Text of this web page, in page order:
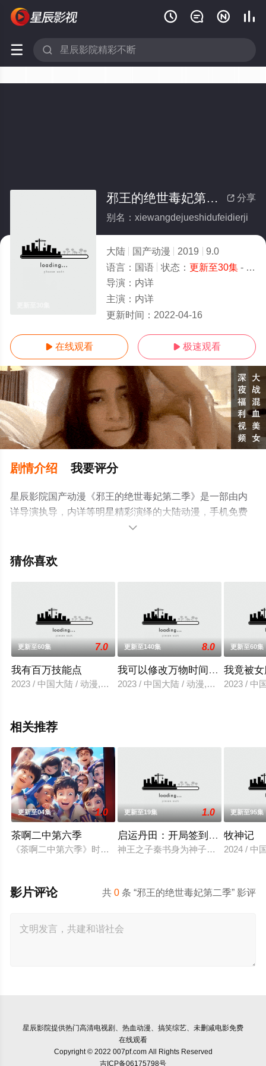
   
 
 分享
邪王的绝世毒妃第二季
别名：xiewangdejueshidufeidierji
大陆 国产动漫 2019
9.0
语言： 国语 状态： 更新至30集- 免费在线观看
导演： 内详
主演： 内详
更新时间： 2022-04-16
 在线观看  极速观看
剧情介绍 我要评分
星辰影院国产动漫《邪王的绝世毒妃第二季》是一部由内
详导演执导，内详等明星精彩演绎的大陆动漫，手机免费
观看高清无删减完整版动漫全集就来星辰影视，更多相关

猜你喜欢
更新至60集 7.0
我有百万技能点
2023 / 中国大陆 / 动漫,国产动漫
更新至140集 8.0
我可以修改万物时间线 第一季
2023 / 中国大陆 / 动漫,热血,国产动漫
更新至60集
我竟被
2023 / 中
相关推荐
更新至04集 1.0
茶啊二中第六季
《茶啊二中第六季》时间线来到初三，欢乐的校园日常仍在继
更新至19集 1.0
启运丹田：开局签到至尊丹田
神王之子秦书身为神子，却天生凡体
更新至95集
牧神记
2024 / 中
共0 条 “邪王的绝世毒妃第二季” 影评
影片评论
星辰影院提供热门高清电视剧、热血动漫、搞笑综艺、未删减电影免费
在线观看
Copyright © 2022 007pf.com All Rights Reserved
吉ICP备06175798号